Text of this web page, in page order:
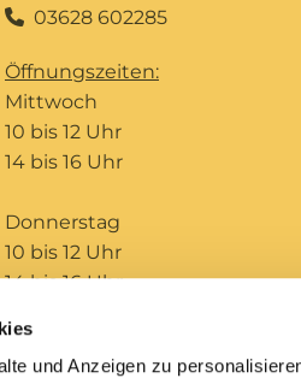
und Anzeigen zu
03628 602285
Öffnungszeiten:
Mittwoch
10 bis 12 Uhr
14 bis 16 Uhr
Donnerstag
10 bis 12 Uhr
14 bis 16 Uhr
Telefonseelsorge